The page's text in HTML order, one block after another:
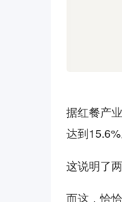
据红餐产
达到15.6%
这说明了
而这，恰